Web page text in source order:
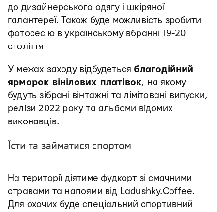
до дизайнерського одягу і шкіряної
галантереї. Також буде можливість зробити
фотосесію в українському вбранні 19-20
століття
У межах заходу відбудеться благодійний
ярмарок вінілових платівок, на якому
будуть зібрані вінтажні та лімітовані випуски,
релізи 2022 року та альбоми відомих
виконавців.
Їсти та займатися спортом
На території діятиме фудкорт зі смачними
стравами та напоями від Ladushky.Coffee.
Для охочих буде спеціальний спортивний